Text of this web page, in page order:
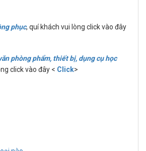
phục, quí khách vui lòng click vào đây
phòng phẩm, thiết bị, dụng cụ học
click vào đây < Click>